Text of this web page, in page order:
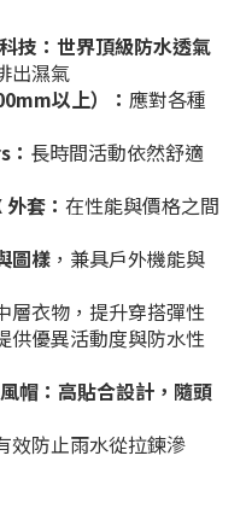
技 ： 世界頂級防水透氣
出濕氣
以上）
： 應對各種
： 長時間活動依然舒適
外套 ： 在性能與價格之間
圖樣 ，兼具戶外機能與
層衣物，提升穿搭彈性
供優異活動度與防水性
帽 ： 高貼合設計，隨頭
效防止雨水從拉鍊滲